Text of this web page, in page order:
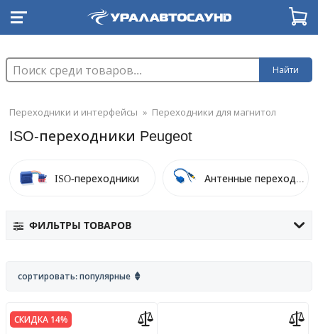
Найти
Переходники и интерфейсы » Переходники для магнитол
ISO-переходники Peugeot
ISO-переходники
ФИЛЬТРЫ ТОВАРОВ
сортировать: популярные
СКИДКА 14%